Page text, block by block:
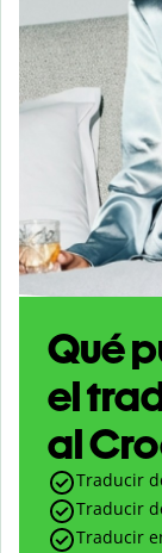
Qué
el
al
Traducir
Traducir
Traducir